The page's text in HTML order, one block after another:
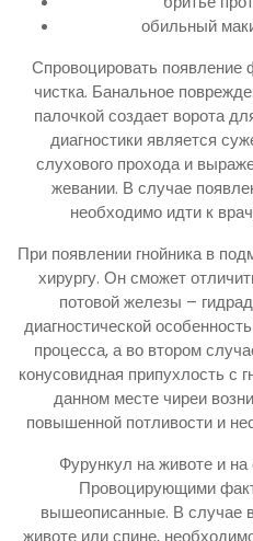
обильный
Спровоцировать
чистка. Банальное
палочкой создает ворота
диагностики является
слухового прохода и
жевании. В случае
необходимо идти к
При появлении гнойника в
хирургу. Он сможет
потовой железы –
диагностической
процесса, а во втором
конусовидная припухлость с
данном месте чиреи
повышенной потливости и
Фурункул на животе и
Провоцирующими
вышеописанные. В случае
животе или спине,